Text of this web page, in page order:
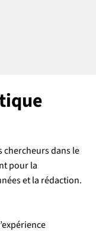
chercheurs dans le
pour la
et la rédaction.